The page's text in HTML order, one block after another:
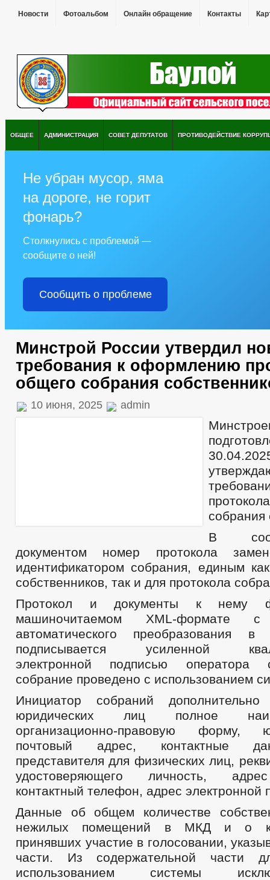
Новости Фотоальбом Онлайн обращение Контакты
ОБЩЕЕ АДМИНИСТРАЦИЯ СОВЕТ ДЕПУТАТОВ ПРОТИВОДЕЙСТВИЕ
Не убран мусор, яма
на дороге, не горит
фонарь?
Столкнулись с проблемой —
сообщите о ней!
Сообщить о проблеме
Минстрой России утвердил
требования к оформлению
общего собрания
10 июня, 2025 admin
собрания
В
документом номер протокола
идентификатором собрания, единым
собственников, так и для протокола
Протокол и документы к нему
машиночитаемом XML-формате с
автоматического преобразования
подписывается усиленной
электронной подписью оператора
собрание проведено с использованием
Инициатор собраний
юридических лиц полное
организационно-правовую форму,
почтовый адрес, контактные
представителя для физических лиц,
удостоверяющего личность,
контактный телефон, адрес электронной
Данные об общем количестве
нежилых помещений в МКД и о
принявших участие в голосовании,
части. Из содержательной части
использованием системы